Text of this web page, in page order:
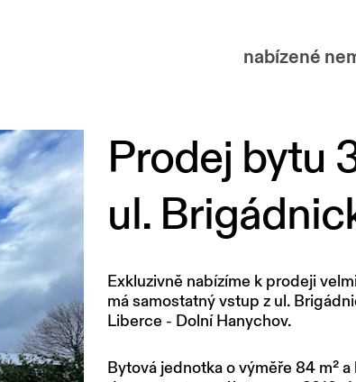
nabízené
Prodej bytu
ul.
Exkluzivně nabízíme k prodeji
má samostatný vstup z ul.
Liberce - Dolní Hanychov.
Bytová jednotka o výměře 84 m²